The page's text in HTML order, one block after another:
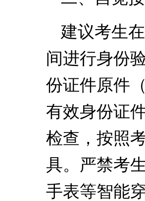
建议考生
间进行身份
份证件原件
有效身份证
检查，按照
具。严禁考
手表等智能